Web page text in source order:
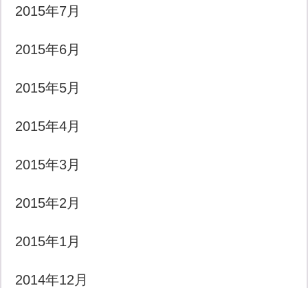
2015年7月
2015年6月
2015年5月
2015年4月
2015年3月
2015年2月
2015年1月
2014年12月